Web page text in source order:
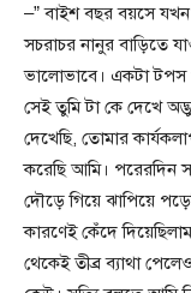
–” বাইশ বছর বয়সে যখন
সচরাচর নানুর বাড়িতে
ভালোভাবে। একটা টপস
সেই তুমি টা কে দেখে
দেখেছি, তোমার
করেছি আমি। পরেরদিন
দৌড়ে গিয়ে ঝাপিয়ে
কারণেই কেঁদে
থেকেই তীব্র ব্যাথা